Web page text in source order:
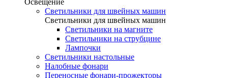
Освещение
Светильники для швейных машин
Светильники для швейных машин
Светильники на магните
Светильники на струбцине
Лампочки
Светильники настольные
Налобные фонари
Переносные фонари-прожекторы